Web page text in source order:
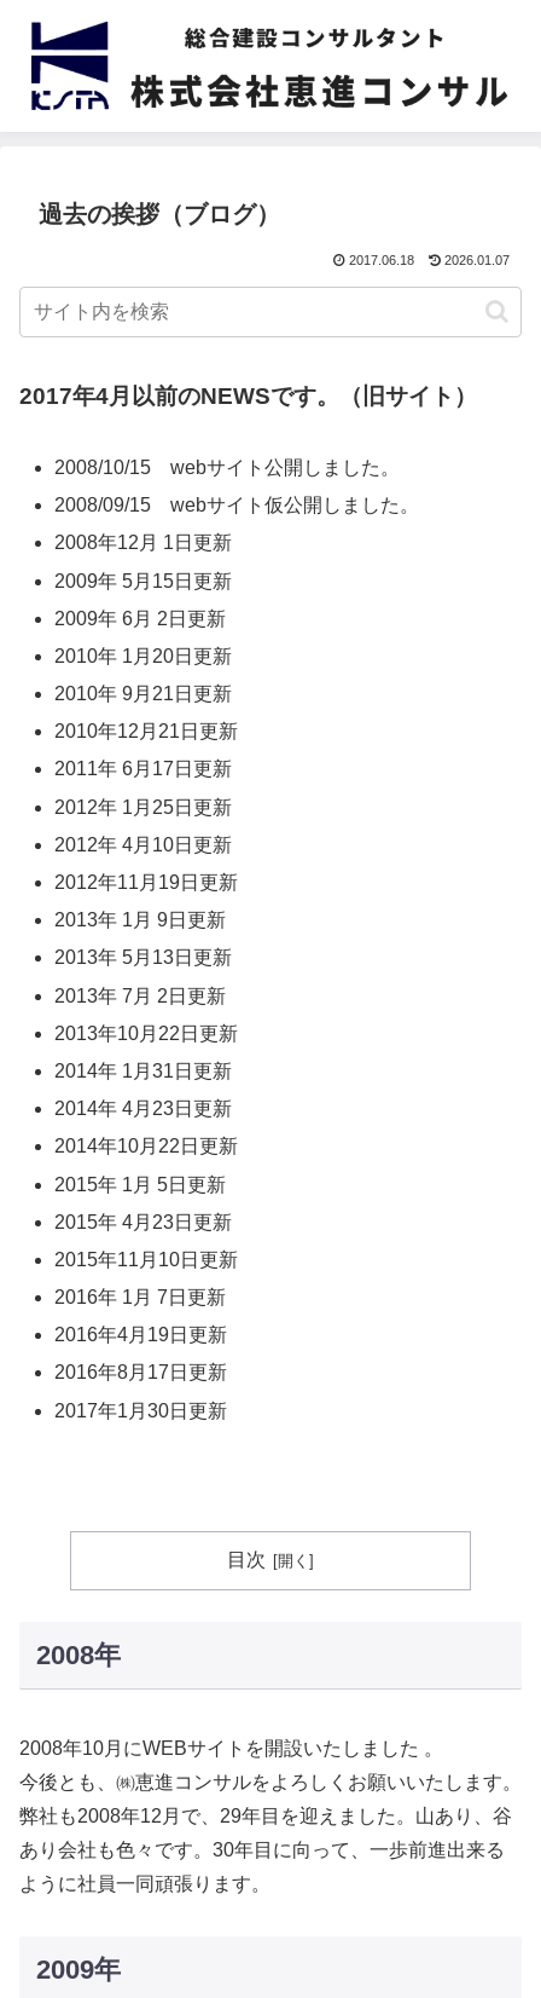
過去の挨拶（ブログ）
2017.06.18 2026.01.07
2017年4月以前のNEWSです。（旧サイト）
2008/10/15 webサイト公開しました。
2008/09/15 webサイト仮公開しました。
2008年12月 1日更新
2009年 5月15日更新
2009年 6月 2日更新
2010年 1月20日更新
2010年 9月21日更新
2010年12月21日更新
2011年 6月17日更新
2012年 1月25日更新
2012年 4月10日更新
2012年11月19日更新
2013年 1月 9日更新
2013年 5月13日更新
2013年 7月 2日更新
2013年10月22日更新
2014年 1月31日更新
2014年 4月23日更新
2014年10月22日更新
2015年 1月 5日更新
2015年 4月23日更新
2015年11月10日更新
2016年 1月 7日更新
2016年4月19日更新
2016年8月17日更新
2017年1月30日更新
目次
2008年
2008年10月にWEBサイトを開設いたしました 。
今後とも、㈱恵進コンサルをよろしくお願いいたします。
弊社も2008年12月で、29年目を迎えました。山あり、谷
あり会社も色々です。30年目に向って、一歩前進出来る
ように社員一同頑張ります。
2009年